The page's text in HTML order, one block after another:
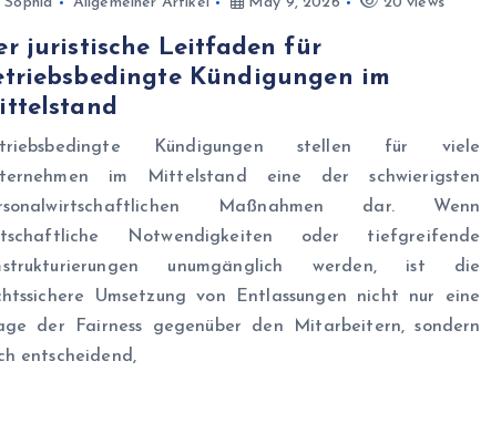
juristische Leitfaden für
Kündigungen im
Kündigungen stellen für viele
im Mittelstand eine der schwierigsten
Maßnahmen dar. Wenn
Notwendigkeiten oder tiefgreifende
unumgänglich werden, ist die
Umsetzung von Entlassungen nicht nur eine
der Fairness gegenüber den Mitarbeitern, sondern
entscheidend,